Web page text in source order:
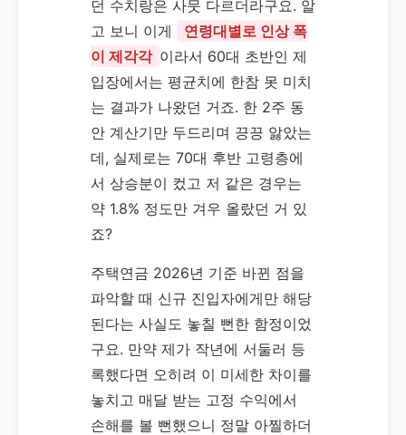
던 수치랑은 사뭇 다르더라구요. 알
고 보니 이게
연령대별로 인상 폭
이 제각각 이라서 60대 초반인 제
입장에서는 평균치에 한참 못 미치
는 결과가 나왔던 거죠. 한 2주 동
안 계산기만 두드리며 끙끙 앓았는
데, 실제로는 70대 후반 고령층에
서 상승분이 컸고 저 같은 경우는
약 1.8% 정도만 겨우 올랐던 거 있
죠?
주택연금 2026년 기준 바뀐 점을
파악할 때 신규 진입자에게만 해당
된다는 사실도 놓칠 뻔한 함정이었
구요. 만약 제가 작년에 서둘러 등
록했다면 오히려 이 미세한 차이를
놓치고 매달 받는 고정 수익에서
손해를 볼 뻔했으니 정말 아찔하더